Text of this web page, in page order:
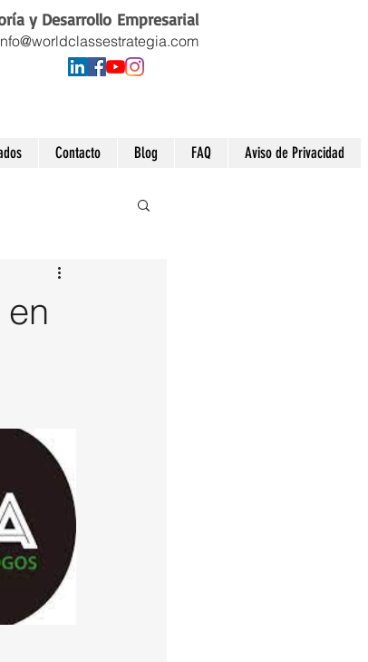
y Desarrollo Empresarial
Contacto Blog FAQ Aviso de Privacidad